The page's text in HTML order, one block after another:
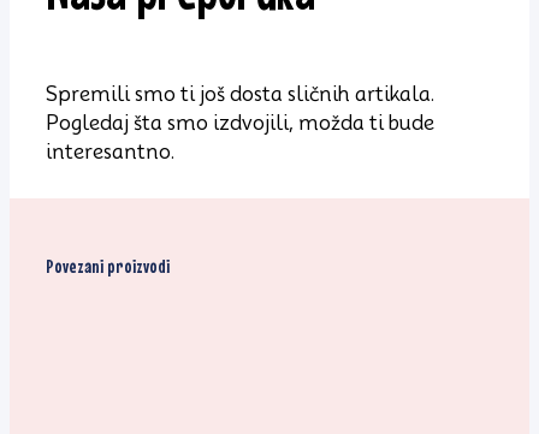
Spremili smo ti još dosta sličnih artikala.
Pogledaj šta smo izdvojili, možda ti bude
interesantno.
Povezani proizvodi